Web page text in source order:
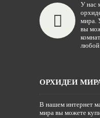
У нас
мира.
вы
любой
ОРХИДЕИ
В нашем интернет
мира вы можете